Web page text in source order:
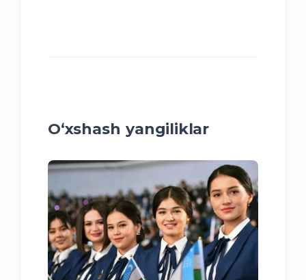
O‘xshash yangiliklar